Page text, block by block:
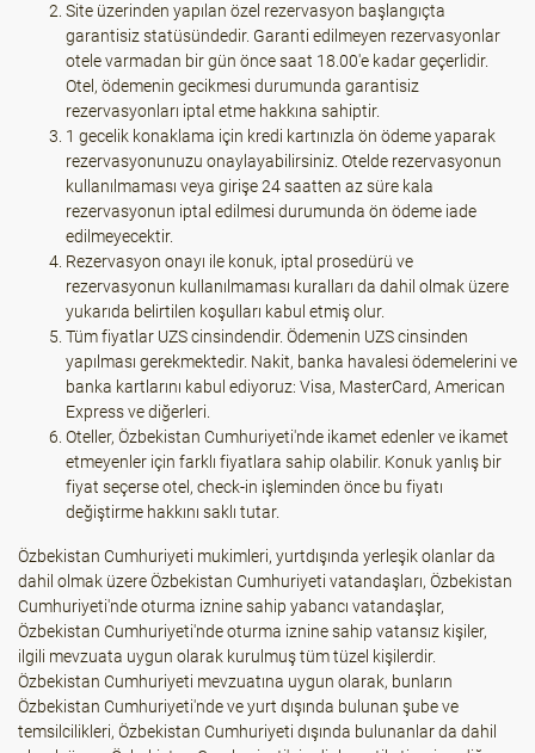
Site üzerinden yapılan özel rezervasyon başlangıçta
garantisiz statüsündedir. Garanti edilmeyen rezervasyonlar
otele varmadan bir gün önce saat 18.00'e kadar geçerlidir.
Otel, ödemenin gecikmesi durumunda garantisiz
rezervasyonları iptal etme hakkına sahiptir.
1 gecelik konaklama için kredi kartınızla ön ödeme yaparak
rezervasyonunuzu onaylayabilirsiniz. Otelde rezervasyonun
kullanılmaması veya girişe 24 saatten az süre kala
rezervasyonun iptal edilmesi durumunda ön ödeme iade
edilmeyecektir.
Rezervasyon onayı ile konuk, iptal prosedürü ve
rezervasyonun kullanılmaması kuralları da dahil olmak üzere
yukarıda belirtilen koşulları kabul etmiş olur.
Tüm fiyatlar UZS cinsindendir. Ödemenin UZS cinsinden
yapılması gerekmektedir. Nakit, banka havalesi ödemelerini ve
banka kartlarını kabul ediyoruz: Visa, MasterCard, American
Express ve diğerleri.
Oteller, Özbekistan Cumhuriyeti'nde ikamet edenler ve ikamet
etmeyenler için farklı fiyatlara sahip olabilir. Konuk yanlış bir
fiyat seçerse otel, check-in işleminden önce bu fiyatı
değiştirme hakkını saklı tutar.
Özbekistan Cumhuriyeti mukimleri, yurtdışında yerleşik olanlar da
dahil olmak üzere Özbekistan Cumhuriyeti vatandaşları, Özbekistan
Cumhuriyeti'nde oturma iznine sahip yabancı vatandaşlar,
Özbekistan Cumhuriyeti'nde oturma iznine sahip vatansız kişiler,
ilgili mevzuata uygun olarak kurulmuş tüm tüzel kişilerdir.
Özbekistan Cumhuriyeti mevzuatına uygun olarak, bunların
Özbekistan Cumhuriyeti'nde ve yurt dışında bulunan şube ve
temsilcilikleri, Özbekistan Cumhuriyeti dışında bulunanlar da dahil